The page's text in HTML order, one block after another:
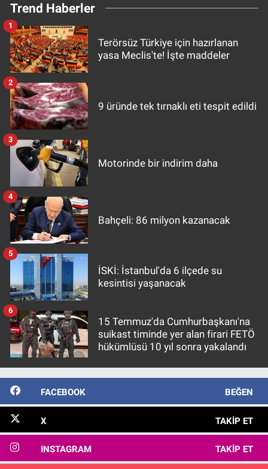
Trend Haberler
Terörsüz Türkiye için hazırlanan
yasa Meclis'te! İşte maddeler
1
9 üründe tek tırnaklı eti tespit edildi
2
Motorinde bir indirim daha
3
Bahçeli: 86 milyon kazanacak
4
İSKİ: İstanbul'da 6 ilçede su
kesintisi yaşanacak
5
15 Temmuz'da Cumhurbaşkanı'na
suikast timinde yer alan firari FETÖ
hükümlüsü 10 yıl sonra yakalandı
6
FACEBOOK BEĞEN
X TAKIP ET
INSTAGRAM TAKIP ET